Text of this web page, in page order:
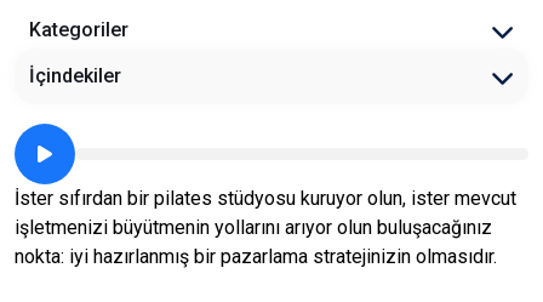
İçindekiler
Kategoriler
İster sıfırdan bir pilates stüdyosu kuruyor olun, ister mevcut
işletmenizi büyütmenin yollarını arıyor olun buluşacağınız
nokta: iyi hazırlanmış bir pazarlama stratejinizin olmasıdır.